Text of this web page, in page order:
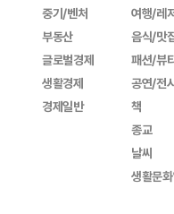
중기/벤처
부동산
글로벌경제
생활경제
경제일반
여행/레
음식/맛
패션/뷰
공연/전
책
종교
날씨
생활문